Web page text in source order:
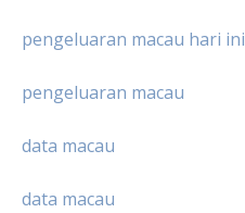
pengeluaran macau hari ini
pengeluaran macau
data macau
data macau